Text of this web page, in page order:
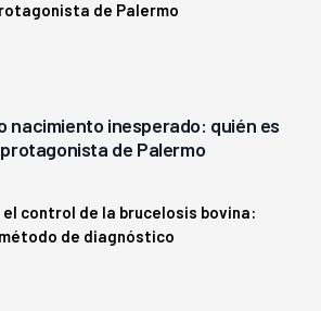
nacimiento inesperado: quién es
de Palermo